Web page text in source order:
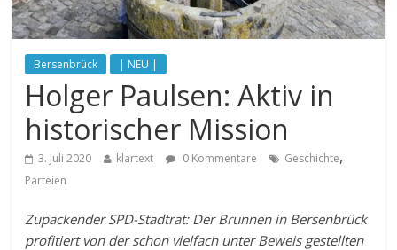
Bersenbrück | NEU |
Holger Paulsen: Aktiv in
historischer Mission
3. Juli 2020 klartext 0 Kommentare Geschichte,
Parteien
Zupackender SPD-Stadtrat: Der Brunnen in Bersenbrück
profitiert von der schon vielfach unter Beweis gestellten